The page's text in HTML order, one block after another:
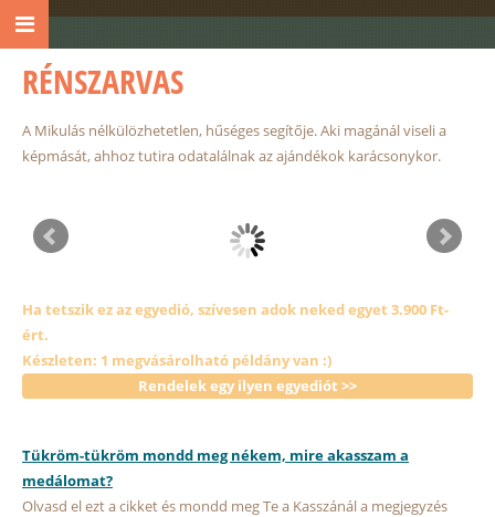
RÉNSZARVAS
A Mikulás nélkülözhetetlen, hűséges segítője. Aki magánál viseli a
képmását, ahhoz tutira odatalálnak az ajándékok karácsonykor.
Ha tetszik ez az egyedió, szívesen adok neked egyet 3.900 Ft-
ért.
Készleten: 1 megvásárolható példány van :)
Rendelek egy ilyen egyediót >>
Tükröm-tükröm mondd meg nékem, mire akasszam a
medálomat?
Olvasd el ezt a cikket és mondd meg Te a Kasszánál a megjegyzés